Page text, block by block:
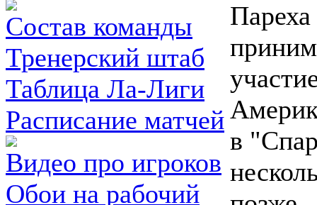
Состав команды
Тренерский штаб
Таблица Ла-Лиги
Расписание матчей
Видео про игроков
Обои на рабочий
в